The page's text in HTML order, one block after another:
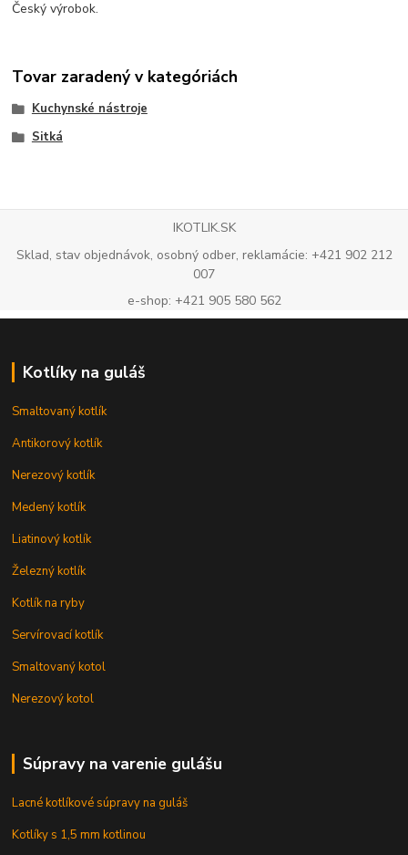
Český výrobok.
Tovar zaradený v kategóriách
Kuchynské nástroje
Sitká
IKOTLIK.SK
Sklad, stav objednávok, osobný odber, reklamácie: +421 902 212
007
e-shop: +421 905 580 562
Kotlíky na guláš
Smaltovaný kotlík
Antikorový kotlík
Nerezový kotlík
Medený kotlík
Liatinový kotlík
Železný kotlík
Kotlík na ryby
Servírovací kotlík
Smaltovaný kotol
Nerezový kotol
Súpravy na varenie gulášu
Lacné kotlíkové súpravy na guláš
Kotlíky s 1,5 mm kotlinou